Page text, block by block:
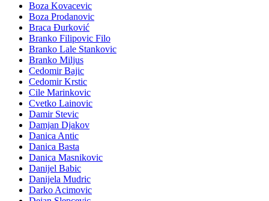
Boza Kovacevic
Boza Prodanovic
Braca Đurković
Branko Filipovic Filo
Branko Lale Stankovic
Branko Miljus
Cedomir Bajic
Cedomir Krstic
Cile Marinkovic
Cvetko Lainovic
Damir Stevic
Damjan Djakov
Danica Antic
Danica Basta
Danica Masnikovic
Danijel Babic
Danijela Mudric
Darko Acimovic